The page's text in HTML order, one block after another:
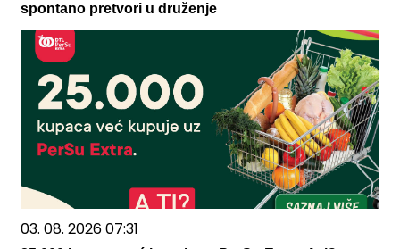
spontano pretvori u druženje
03. 08. 2026 07:31